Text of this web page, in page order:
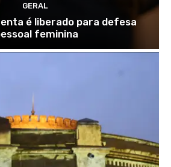
GERAL
é liberado para defesa
feminina